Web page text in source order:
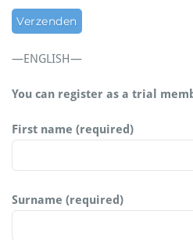
—ENGLISH—
You can register as a trial
First name (required)
Surname (required)